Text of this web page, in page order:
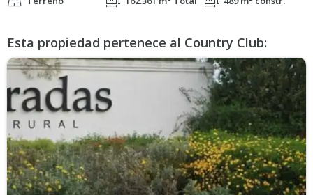
Esta propiedad pertenece al Country Club: